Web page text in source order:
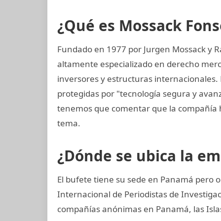
¿Qué es Mossack
Fundado en 1977 por Jurgen Mossack y
altamente especializado en derecho
inversores y estructuras
protegidas por "tecnología segura y
tenemos que comentar que la
tema.
¿Dónde se ubica la
El bufete tiene su sede en Panamá pero
Internacional de Periodistas de
compañías anónimas en Panamá, las